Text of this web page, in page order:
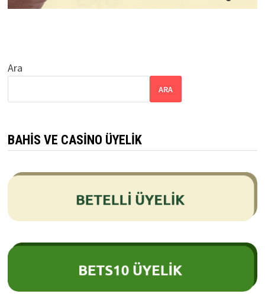
Ara
ARA
BAHIS VE CASINO ÜYELIK